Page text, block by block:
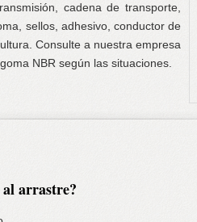
cadena de transporte,
sellos, adhesivo, conductor de
Consulte a nuestra empresa
NBR según las situaciones.
al arrastre?